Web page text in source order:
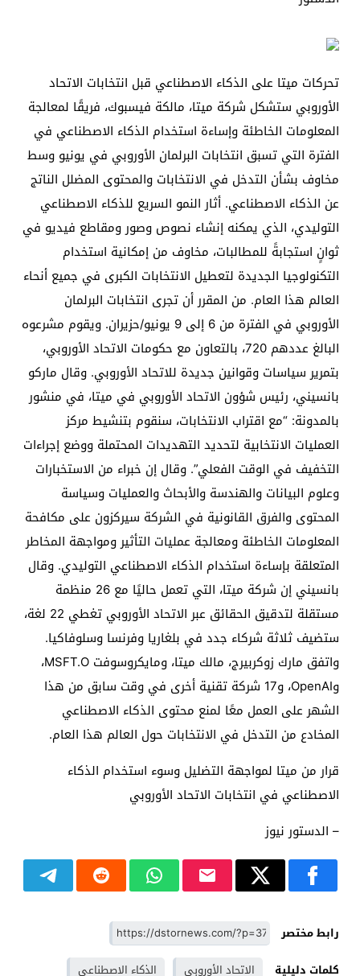
تحركات ميتا على الذكاء الاصطناعي قبل انتخابات الاتحاد
الأوروبي ستشكل شركة ميتا، مالكة فيسبوك، فريقًا لمعالجة
المعلومات الخاطئة وإساءة استخدام الذكاء الاصطناعي في
الفترة التي تسبق انتخابات البرلمان الأوروبي في يونيو وسط
مخاوف بشأن التدخل في الانتخابات والمحتوى المضلل الناتج
عن الذكاء الاصطناعي. أثار النمو السريع للذكاء الاصطناعي
التوليدي، الذي يمكنه إنشاء نصوص وصور ومقاطع فيديو في
ثوانٍ استجابةً للمطالبات، مخاوف من إمكانية استخدام
التكنولوجيا الجديدة لتعطيل الانتخابات الكبرى في جميع أنحاء
العالم هذا العام. من المقرر أن تجرى انتخابات البرلمان
الأوروبي في الفترة من 6 إلى 9 يونيو/حزيران. ويقوم مشرعوه
البالغ عددهم 720، بالتعاون مع حكومات الاتحاد الأوروبي،
بتمرير سياسات وقوانين جديدة للاتحاد الأوروبي. وقال ماركو
بانسيني، رئيس شؤون الاتحاد الأوروبي في ميتا، في منشور
بالمدونة: “مع اقتراب الانتخابات، سنقوم بتنشيط مركز
العمليات الانتخابية لتحديد التهديدات المحتملة ووضع إجراءات
التخفيف في الوقت الفعلي”. وقال إن خبراء من الاستخبارات
وعلوم البيانات والهندسة والأبحاث والعمليات وسياسة
المحتوى والفرق القانونية في الشركة سيركزون على مكافحة
المعلومات الخاطئة ومعالجة عمليات التأثير ومواجهة المخاطر
المتعلقة بإساءة استخدام الذكاء الاصطناعي التوليدي. وقال
بانسيني إن شركة ميتا، التي تعمل حاليًا مع 26 منظمة
مستقلة لتدقيق الحقائق عبر الاتحاد الأوروبي تغطي 22 لغة،
ستضيف ثلاثة شركاء جدد في بلغاريا وفرنسا وسلوفاكيا.
واتفق مارك زوكربيرج، مالك ميتا، ومايكروسوفت MSFT.O،
وOpenAI، و17 شركة تقنية أخرى في وقت سابق من هذا
الشهر على العمل معًا لمنع محتوى الذكاء الاصطناعي
المخادع من التدخل في الانتخابات حول العالم هذا العام.
قرار من ميتا لمواجهة التضليل وسوء استخدام الذكاء
الاصطناعي في انتخابات الاتحاد الأوروبي
– الدستور نيوز
رابط مختصر
كلمات دليلية
الاتحاد الأوروبي الذكاء الاصطناعي